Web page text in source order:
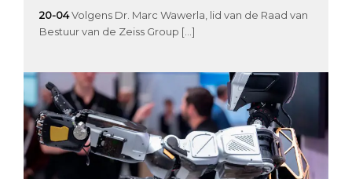
20-04Volgens Dr. Marc Wawerla, lid van de Raad van
Bestuur van de Zeiss Group […]